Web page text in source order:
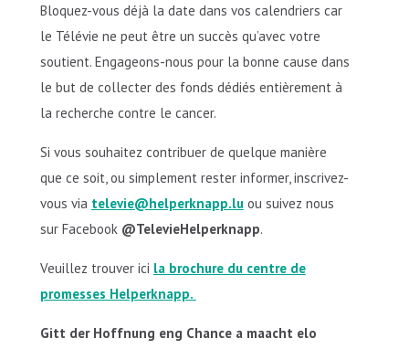
Bloquez-vous déjà la date dans vos calendriers car
le Télévie ne peut être un succès qu’avec votre
soutient. Engageons-nous pour la bonne cause dans
le but de collecter des fonds dédiés entièrement à
la recherche contre le cancer.
Si vous souhaitez contribuer de quelque manière
que ce soit, ou simplement rester informer, inscrivez-
vous via televie@helperknapp.luou suivez nous
sur Facebook @TelevieHelperknapp.
Veuillez trouver ici la brochure du centre de
promesses Helperknapp.
Gitt der Hoffnung eng Chance a maacht elo